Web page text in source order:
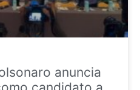
anuncia